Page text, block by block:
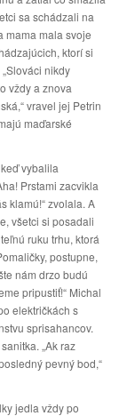
sa schádzali na
mama mala svoje
ktorí si
nikdy
vždy a znova
vravel jej Petrin
maďarské
vybalila
Prstami zacvikla
klamú!“ zvolala. A
všetci si posadali
ruku trhu, ktorá
postupne,
nám drzo budú
pripustiť!“ Michal
električkách s
sprisahancov.
„Ak raz
pevný bod,“
jedla vždy po